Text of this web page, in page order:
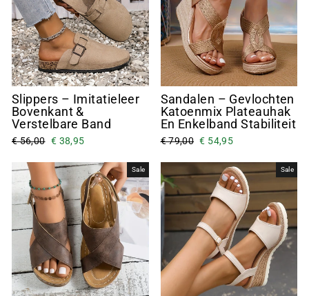
Slippers – Imitatieleer
Bovenkant &
Verstelbare Band
€ 56,00 € 38,95
Sandalen – Gevlochten
Katoenmix Plateauhak
En Enkelband Stabiliteit
€ 79,00 € 54,95
Sale Sale